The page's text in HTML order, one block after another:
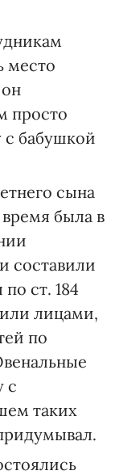
место
просто
с бабушкой
сына
время была в
составили
ст. 184
лицами,
по
с
таких